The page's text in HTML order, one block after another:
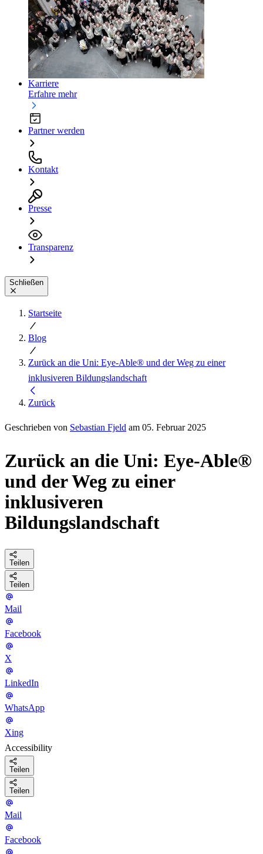
Karriere
Erfahre mehr
Partner werden
Kontakt
Presse
Transparenz
Schließen
Startseite
Blog
Zurück an die Uni: Eye-Able® und der Weg zu einer
inklusiveren Bildungslandschaft
Zurück
Geschrieben von Sebastian Fjeld am 05. Februar 2025
Zurück an die Uni: Eye-Able®
und der Weg zu einer
inklusiveren
Bildungslandschaft
Teilen
Teilen
Mail
Facebook
X
LinkedIn
WhatsApp
Xing
Accessibility
Teilen
Teilen
Mail
Facebook